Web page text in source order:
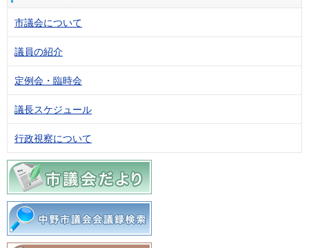
市議会について
議員の紹介
定例会・臨時会
議長スケジュール
行政視察について